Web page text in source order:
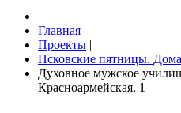
Главная |
Проекты |
Псковские пятницы.
Духовное мужское
Красноармейская, 1